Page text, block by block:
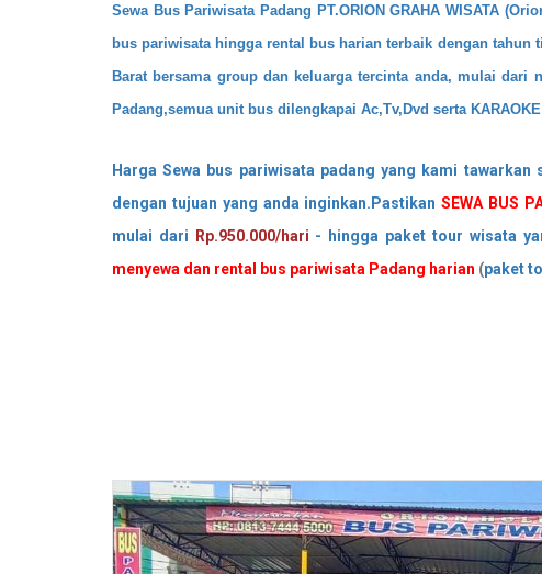
Sewa Bus Pariwisata Padang PT.ORION GRAHA WISATA
bus pariwisata hingga rental bus harian terbaik dengan
Barat bersama group dan keluarga tercinta anda, mulai dari
Padang,semua unit bus dilengkapai Ac,Tv,Dvd serta
Harga Sewa bus pariwisata padang yang kami
dengan tujuan yang anda inginkan.PastikanSEWA BUS
mulai dari
Rp.950.000/hari - hingga paket tour wisata
menyewa dan rental bus pariwisata Padang harian (paket